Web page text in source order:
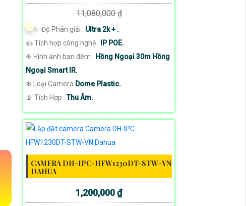
11,080,000 ₫
✨ Độ Phân giải : Ultra 2k + .
👍 Tích hợp công nghệ : IP POE.
❈ Hình ảnh ban đêm : Hồng Ngoại 30m Hồng
Ngoại Smart IR.
❄ Loại Camera Dome Plastic.
️📡 Tích Hợp :Thu Âm.
CAMERA DH-IPC-HFW1230DT-STW-VN
DAHUA
1,200,000 ₫